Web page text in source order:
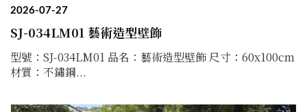
2026-07-27
SJ-034LM01 藝術造型壁飾
型號：SJ-034LM01 品名：藝術造型壁飾 尺寸：60x100cm
材質：不鏽鋼...